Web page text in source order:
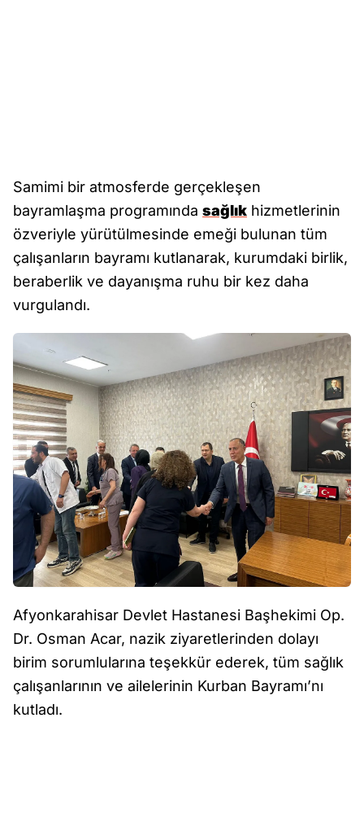
Samimi bir atmosferde gerçekleşen
bayramlaşma programında sağlık hizmetlerinin
özveriyle yürütülmesinde emeği bulunan tüm
çalışanların bayramı kutlanarak, kurumdaki birlik,
beraberlik ve dayanışma ruhu bir kez daha
vurgulandı.
Afyonkarahisar Devlet Hastanesi Başhekimi Op.
Dr. Osman Acar, nazik ziyaretlerinden dolayı
birim sorumlularına teşekkür ederek, tüm sağlık
çalışanlarının ve ailelerinin Kurban Bayramı’nı
kutladı.